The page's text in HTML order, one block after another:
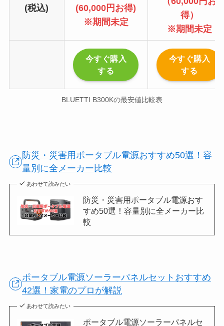
(税込)
(60,000円お得)
※期間未定
得）
※期間未定
今すぐ購入
する
今すぐ購入
する
BLUETTI B300Kの最安値比較表
防災・災害用ポータブル電源おすすめ50選！容
量別に全メーカー比較
あわせて読みたい
防災・災害用ポータブル電源おす
すめ50選！容量別に全メーカー比
較
ポータブル電源ソーラーパネルセットおすすめ
42選！家電のプロが解説
あわせて読みたい
ポータブル電源ソーラーパネルセ